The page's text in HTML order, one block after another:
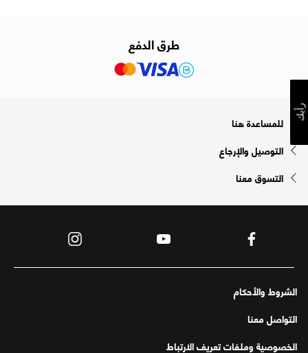
طرق الدفع
للمساعدة هنا
التوصيل والإرجاع
التسوق معنا
الشروط والأحكام
التواصل معنا
الخصوصية وملفات تعريف الارتباط
رأيك